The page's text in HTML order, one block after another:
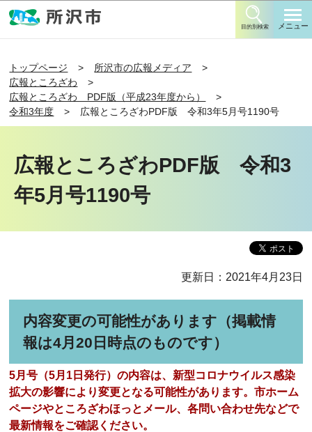
目的別検索 メニュー
トップページ
所沢市の広報メディア
広報ところざわ
広報ところざわ PDF版（平成23年度から）
令和3年度
広報ところざわPDF版 令和3年5月号1190号
広報ところざわPDF版 令和3
年5月号1190号
更新日：2021年4月23日
内容変更の可能性があります（掲載情
報は4月20日時点のものです）
5月号（5月1日発行）の内容は、新型コロナウイルス感染
拡大の影響により変更となる可能性があります。市ホーム
ページやところざわほっとメール、各問い合わせ先などで
最新情報をご確認ください。